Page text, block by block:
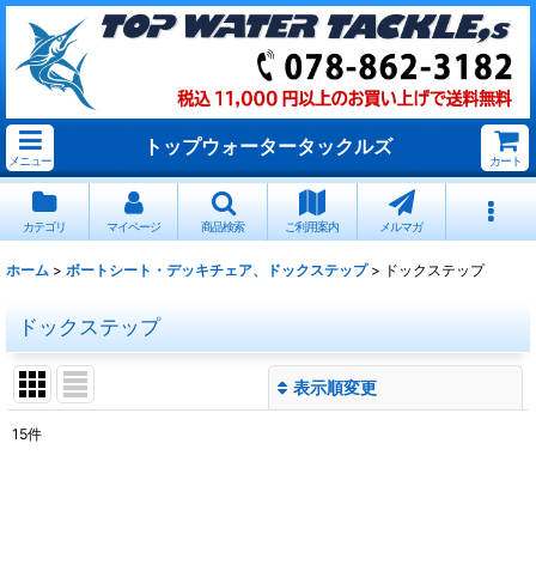
メニュー
トップウォータータックルズ
カート
カテゴリ マイページ 商品検索 ご利用案内 メルマガ
ホーム > ボートシート・デッキチェア、ドックステップ > ドックステップ
ドックステップ
表示順変更
15件